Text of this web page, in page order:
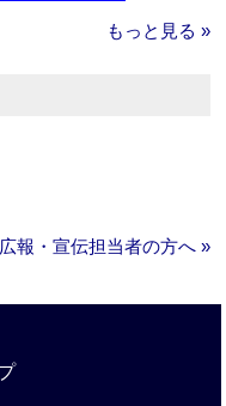
もっと見る »
広報・宣伝担当者の方へ »